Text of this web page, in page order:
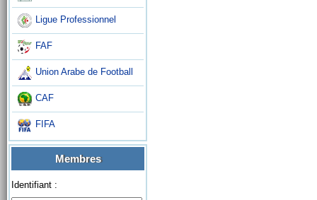
Ligue Professionnel
FAF
Union Arabe de Football
CAF
FIFA
Membres
Identifiant :